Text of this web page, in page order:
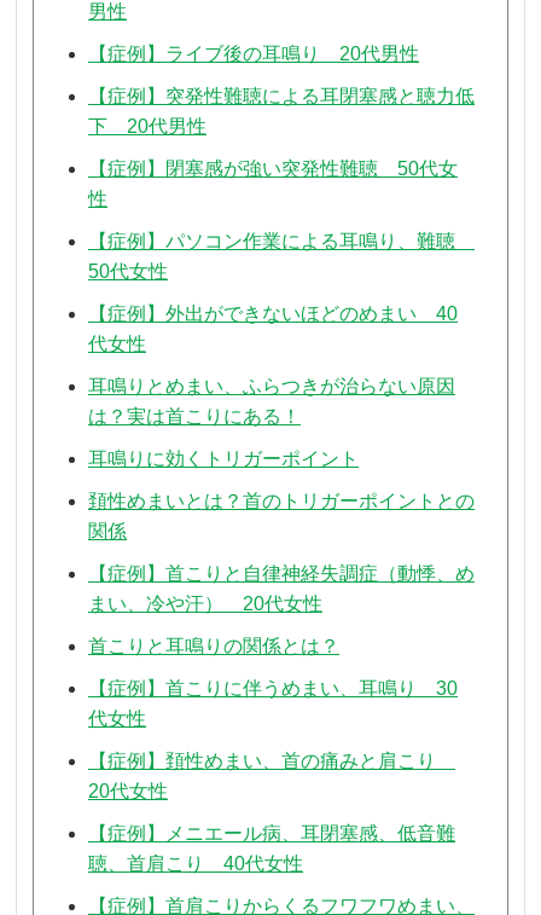
男性
【症例】ライブ後の耳鳴り 20代男性
【症例】突発性難聴による耳閉塞感と聴力低
下 20代男性
【症例】閉塞感が強い突発性難聴 50代女
性
【症例】パソコン作業による耳鳴り、難聴
50代女性
【症例】外出ができないほどのめまい 40
代女性
耳鳴りとめまい、ふらつきが治らない原因
は？実は首こりにある！
耳鳴りに効くトリガーポイント
頚性めまいとは？首のトリガーポイントとの
関係
【症例】首こりと自律神経失調症（動悸、め
まい、冷や汗） 20代女性
首こりと耳鳴りの関係とは？
【症例】首こりに伴うめまい、耳鳴り 30
代女性
【症例】頚性めまい、首の痛みと肩こり
20代女性
【症例】メニエール病、耳閉塞感、低音難
聴、首肩こり 40代女性
【症例】首肩こりからくるフワフワめまい、